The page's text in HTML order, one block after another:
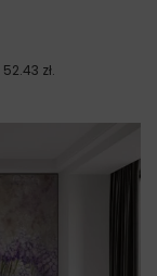
52.43 zł.